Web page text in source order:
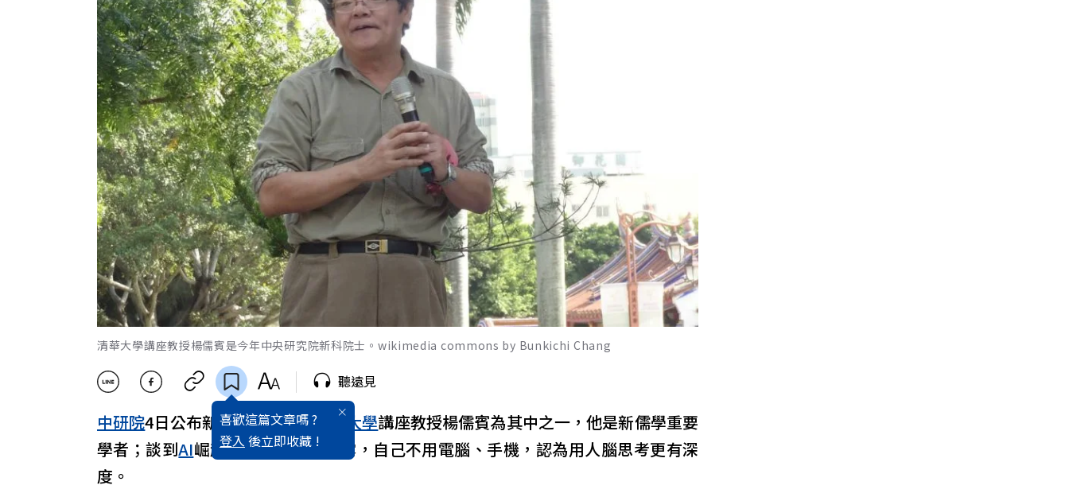
清華大學講座教授楊儒賓是今年中央研究院新科院士。wikimedia commons by Bunkichi Chang
喜歡這篇文章嗎 ?
登入 後立即收藏 !
聽遠見
中研院4日公布新科院士名單，清華大學講座教授楊儒賓為其中之一，他是新儒學重要
學者；談到AI崛起，楊儒賓今天透露，自己不用電腦、手機，認為用人腦思考更有深
度。